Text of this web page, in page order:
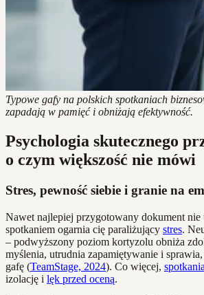
Typowe gafy na polskich spotkaniach
zapadają w pamięć i obniżają efektywność.
Psychologia skutecznego
o czym większość nie mówi
Stres, pewność siebie i granie na
Nawet najlepiej przygotowany dokument nie
spotkaniem ogarnia cię paraliżujący stres.
– podwyższony poziom kortyzolu obniża
myślenia, utrudnia zapamiętywanie i sprawia,
gafę (TeamStage, 2024). Co więcej,
izolację i lęk przed oceną.